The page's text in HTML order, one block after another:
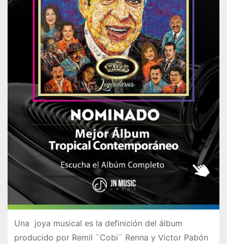
Una joya musical es la definición del álbum
producido por Remil ¨Cobi¨ Renna y Victor Pabón